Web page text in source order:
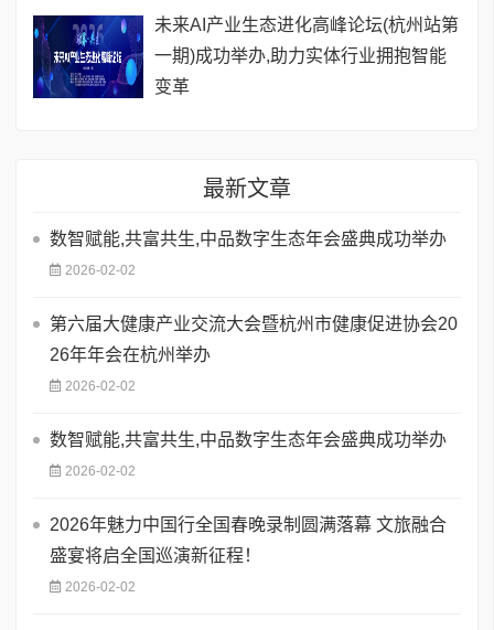
未来AI产业生态进化高峰论坛(杭州站第
一期)成功举办,助力实体行业拥抱智能
变革
最新文章
数智赋能,共富共生,中品数字生态年会盛典成功举办
2026-02-02
第六届大健康产业交流大会暨杭州市健康促进协会20
26年年会在杭州举办
2026-02-02
数智赋能,共富共生,中品数字生态年会盛典成功举办
2026-02-02
2026年魅力中国行全国春晚录制圆满落幕 文旅融合
盛宴将启全国巡演新征程！
2026-02-02